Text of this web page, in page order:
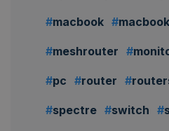
macbook
meshrouter
pc router
spectre switch